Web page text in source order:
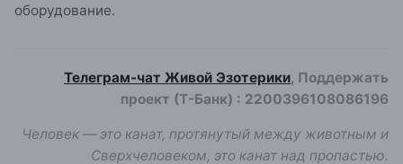
оборудование.
Телеграм-чат Живой Эзотерики, Поддержать
проект (Т-Банк) : 2200396108086196
Человек — это канат, протянутый между животным и
Сверхчеловеком, это канат над пропастью.